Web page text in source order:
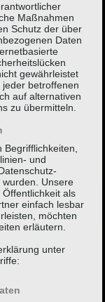
Maßnahmen
Schutz der über
Daten
gewährleistet
betroffenen
auf alternativen
zu übermitteln.
und
Unsere
als
einfach lesbar
möchten
erläutern.
unter